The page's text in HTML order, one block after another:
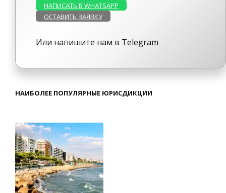
НАПИСАТЬ В WHATSAPP
ОСТАВИТЬ ЗАЯВКУ
Или напишите нам в Telegram
НАИБОЛЕЕ ПОПУЛЯРНЫЕ ЮРИСДИКЦИИ